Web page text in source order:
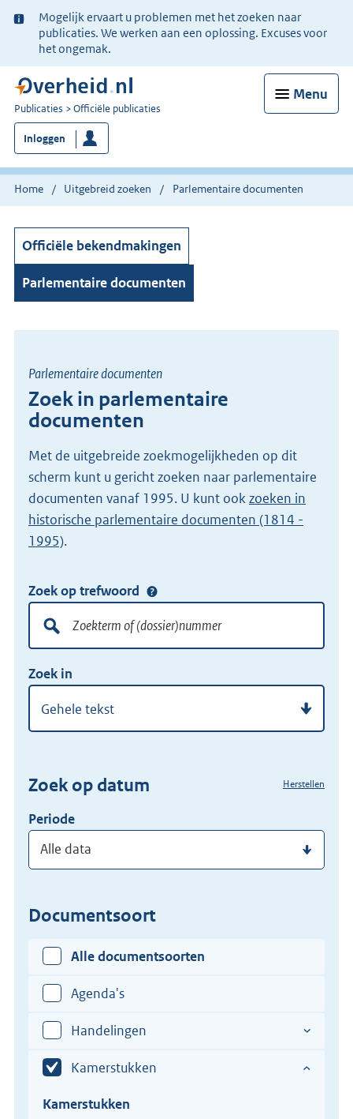
Ter
informatie:
Mogelijk ervaart u problemen met het zoeken naar
publicaties. We werken aan een oplossing. Excuses voor
het ongemak.
Menu
U
bent
nu
hier:
Publicaties Officiële publicaties
Inloggen
Home Uitgebreid zoeken Parlementaire documenten
Officiële bekendmakingen
Parlementaire documenten
Zoek in parlementaire
documenten
Parlementaire documenten
Met de uitgebreide zoekmogelijkheden op dit
scherm kunt u gericht zoeken naar parlementaire
documenten vanaf 1995. U kunt ookzoeken in
historische parlementaire documenten (1814 -
1995).
Doorzoek
alle
lokale
wet-
en
regelgeving
Zoek op trefwoord
of
(dossier)nummer
hier
uw
in
Zoek in
Zoek op datum
Periode
Herstellen
Documentsoort
Alle documentsoorten
Agenda's
Handelingen
Kamerstukken
Kamerstukken